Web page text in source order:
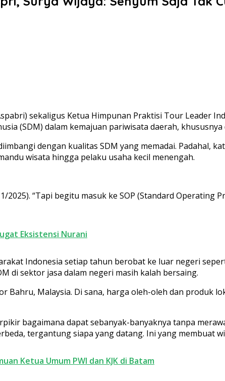
sekaligus Ketua Himpunan Praktisi Tour Leader
(SDM) dalam kemajuan pariwisata daerah, khususnya
dengan kualitas SDM yang memadai. Padahal,
wisata hingga pelaku usaha kecil menengah.
“Tapi begitu masuk ke SOP (Standard Operating
Eksistensi Nurani
Indonesia setiap tahun berobat ke luar negeri
di sektor jasa dalam negeri masih kalah bersaing.
Bahru, Malaysia. Di sana, harga oleh-oleh dan produk
bagaimana dapat sebanyak-banyaknya tanpa
tergantung siapa yang datang. Ini yang membuat
Ketua Umum PWI dan KJK di Batam